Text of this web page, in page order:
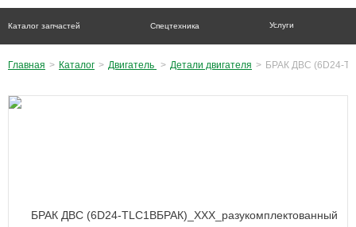
Каталог запчастей Спецтехника Услуги
Главная > Каталог > Двигатель > Детали двигателя > БРАК ДВС (6D24-